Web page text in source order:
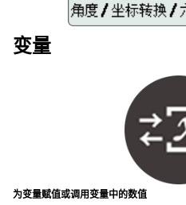
变量
为变量赋值或调用变量中的数值